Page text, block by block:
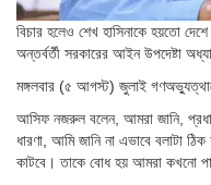
বিচার হলেও শেখ হাসিনাকে হয়তো
অন্তর্বর্তী সরকারের আইন উপদেষ্টা
মঙ্গলবার (৫ আগস্ট) জুলাই
আসিফ নজরুল বলেন, আমরা জানি,
ধারণা, আমি জানি না এভাবে বলাটা
কাটবে। তাকে বোধ হয় আমরা কখনো